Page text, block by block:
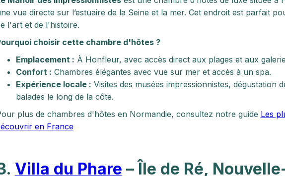
vue directe sur l’estuaire de la Seine et la mer. Cet endroit est parfait
l'art et de l'histoire.
choisir cette chambre d'hôtes ?
Emplacement : À Honfleur, avec accès direct aux plages et aux
Confort : Chambres élégantes avec vue sur mer et accès à un spa.
Expérience locale : Visites des musées impressionnistes, dégustation
balades le long de la côte.
plus de chambres d'hôtes en Normandie, consultez notre guide Les
en France
Villa du Phare – Île de Ré,